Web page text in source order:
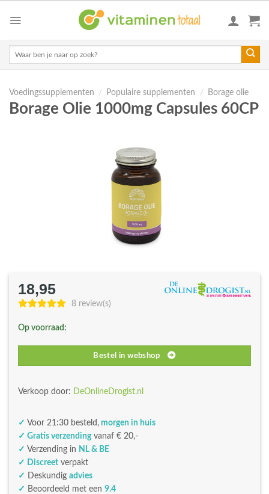
Voedingssupplementen / Populaire supplementen / Borage olie
Borage Olie 1000mg Capsules 60CP
18,95
8 review(s)
Op voorraad:
Bestel in webshop
Verkoop door: DeOnlineDrogist.nl
✓ Voor 21:30 besteld, morgen in huis
✓ Gratis verzendingvanaf € 20,-
✓ Verzending in NL & BE
✓ Discreet verpakt
✓
Deskundig advies
✓ Beoordeeld met een 9.4